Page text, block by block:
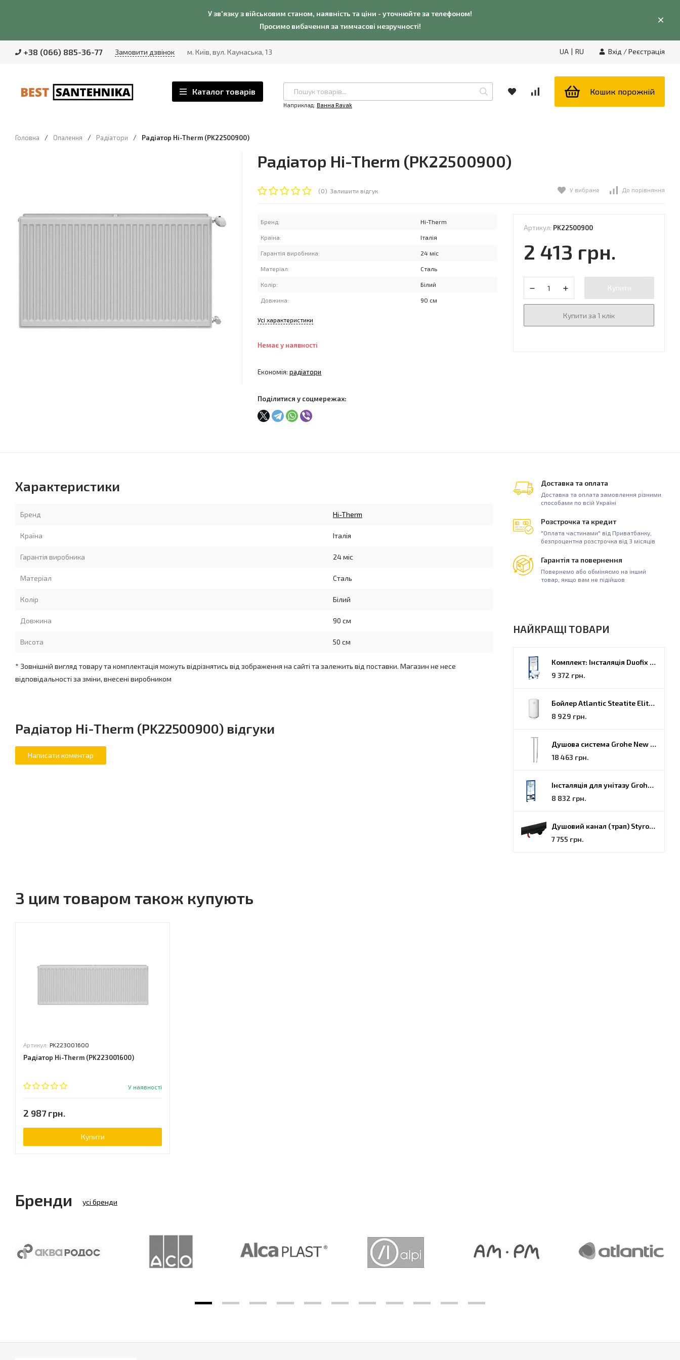
У зв'язку з військовим станом, наявність та ціни - уточнюйте за телефоном!
Просимо вибачення за тимчасові незручності!
+38 (066) 885-36-77 Замовити дзвінок м. Київ, вул. Каунаська, 13 UA | RU Вхід /Реєстрація
Каталог товарів
Наприклад: Ванна Ravak
Кошик порожній
Головна / Опалення / Радіатори / Радіатор Hi-Therm (PK22500900)
Радіатор Hi-Therm (PK22500900)
(0) Залишити відгук У вибране До порівняння
Бренд: Hi-Therm
Країна: Італія
Гарантія виробника: 24 міс
Матеріал: Сталь
Колір: Білий
Довжина: 90 см
Усі характеристики
Немає у наявності
Економія:радіатори
Поділитися у соцмережах:
Артикул: PK22500900
2 413 грн.
Купити
Купити за 1 клік
Доставка та оплата
Доставка та оплата замовлення різними
способами по всій Україні
Розстрочка та кредит
"Оплата частинами" від Приватбанку,
безпроцентна розстрочка від 3 місяців
Гарантія та повернення
Повернемо або обміняємо на інший
товар, якщо вам не підійшов
НАЙКРАЩІ ТОВАРИ
Комплект: Інсталяція Duofix PRO 20 + унітаз Kolo Idol (118.315.21.2)
9 372 грн.
Бойлер Atlantic Steatite Elite VM 080 D400 2 BC, 80 (851188)
8 929 грн.
Душова система Grohe New Tempesta Cosmopolitan (27922000)
18 463 грн.
Інсталяція для унітазу Grohe Rapid SL (38772001)
8 832 грн.
Душовий канал (трап) Styron, решітка Гармонія, 70 (STY-H-70-FF)
7 755 грн.
Характеристики
Бренд Hi-Therm
Країна Італія
Гарантія виробника 24 міс
Матеріал Сталь
Колір Білий
Довжина 90 см
Висота 50 см
* Зовнішній вигляд товару та комплектація можуть відрізнятись від зображення на сайті та залежить від поставки. Магазин не несе
відповідальності за зміни, внесені виробником
Радіатор Hi-Therm (PK22500900) відгуки
З цим товаром також купують
Артикул: PK223001600
Радіатор Hi-Therm (PK223001600)
У наявності
2 987 грн.
Купити
Бренди усі бренди